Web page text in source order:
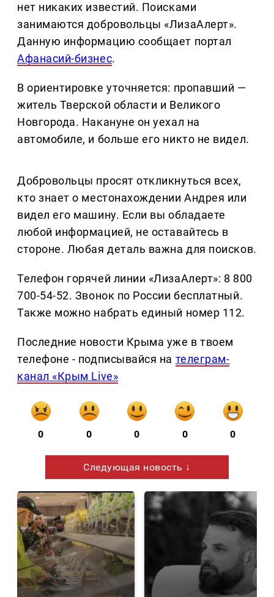
нет никаких известий. Поисками
занимаются добровольцы «ЛизаАлерт».
Данную информацию сообщает портал
Афанасий-бизнес.
В ориентировке уточняется: пропавший —
житель Тверской области и Великого
Новгорода. Накануне он уехал на
автомобиле, и больше его никто не видел.
Добровольцы просят откликнуться всех,
кто знает о местонахождении Андрея или
видел его машину. Если вы обладаете
любой информацией, не оставайтесь в
стороне. Любая деталь важна для поисков.
Телефон горячей линии «ЛизаАлерт»: 8 800
700-54-52. Звонок по России бесплатный.
Также можно набрать единый номер 112.
Последние новости Крыма уже в твоем
телефоне - подписывайся на телеграм-
канал «Крым Live»
0 0 0 0 0
Следующая новость ↓